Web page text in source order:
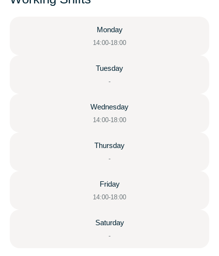
Monday
14:00-18:00
Tuesday
-
Wednesday
14:00-18:00
Thursday
-
Friday
14:00-18:00
Saturday
-